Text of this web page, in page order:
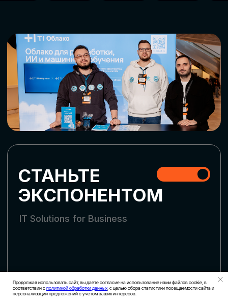
Продолжая использовать сайт, вы даете согласие на использование нами файлов cookie, в
соответствии сполитикой обработки данных , с целью сбора статистики посещаемости сайта и
персонализации предложений с учетом ваших интересов.
СТАТЬ ПАРТНЕРОМ
СКАЧАТЬ ПРОГРАММУ
СТАТЬ СПИКЕРОМ
СТАТЬ УЧАСТНИКОМ